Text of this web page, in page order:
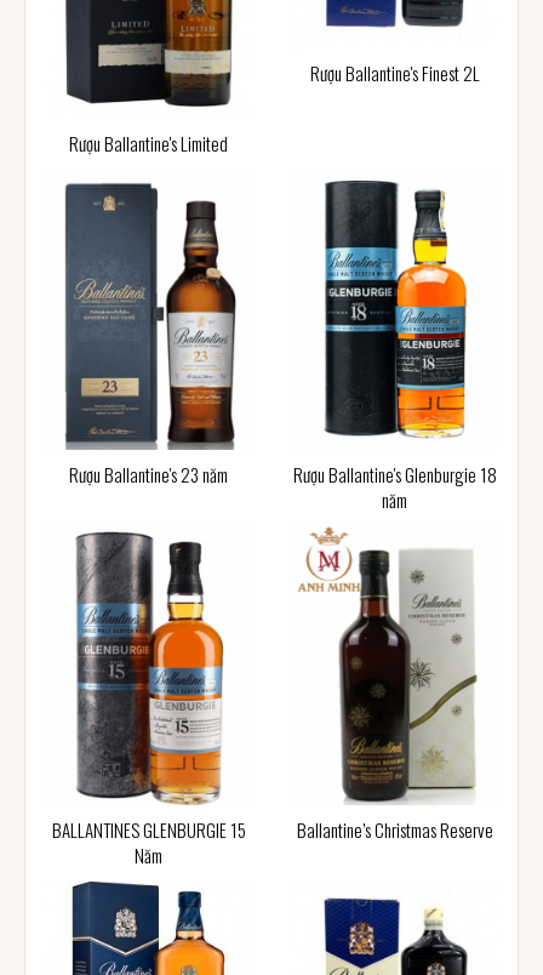
Rượu Ballantine's Limited
Rượu Ballantine's Finest 2L
Rượu Ballantine's 23 năm
Rượu Ballantine's Glenburgie 18
năm
BALLANTINES GLENBURGIE 15
Năm
Ballantine’s Christmas Reserve